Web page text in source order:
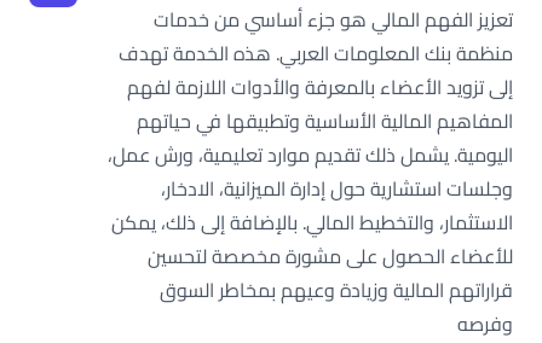
تعزيز الفهم المالي هو جزء أساسي من خدمات
منظمة بنك المعلومات العربي. هذه الخدمة تهدف
إلى تزويد الأعضاء بالمعرفة والأدوات اللازمة لفهم
المفاهيم المالية الأساسية وتطبيقها في حياتهم
اليومية. يشمل ذلك تقديم موارد تعليمية، ورش عمل،
وجلسات استشارية حول إدارة الميزانية، الادخار،
الاستثمار، والتخطيط المالي. بالإضافة إلى ذلك، يمكن
للأعضاء الحصول على مشورة مخصصة لتحسين
قراراتهم المالية وزيادة وعيهم بمخاطر السوق
وفرصه